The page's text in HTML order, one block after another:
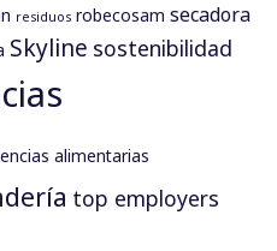
residuos robecosam secadora
Skyline sostenibilidad
alimentarias
top employers